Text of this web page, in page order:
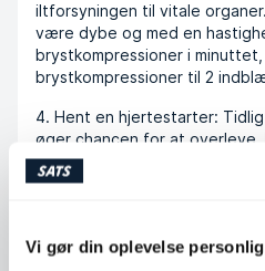
Vi gør din oplevelse personlig
iltforsyningen til vitale
være dybe og med en
brystkompressioner i
brystkompressioner til 2
4. Hent en hjertestarter:
øger chancen for at
anvisninger og fortsæt med
ankommer